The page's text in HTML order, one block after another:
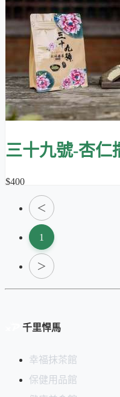
三十九號-杏仁
$400
＜
1
＞
千里悍馬
幸福抹茶館
保健用品館